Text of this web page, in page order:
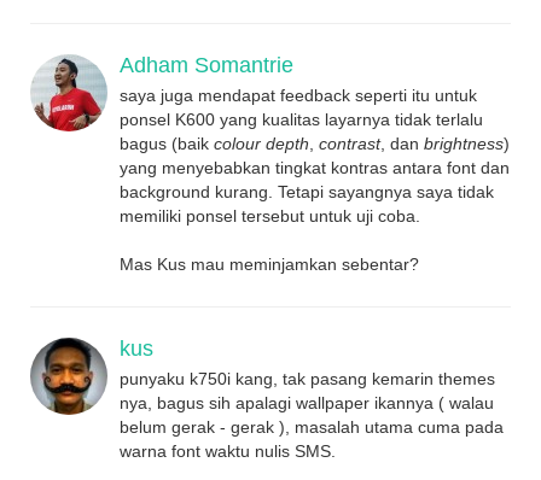
Adham Somantrie
saya juga mendapat feedback seperti itu untuk
ponsel K600 yang kualitas layarnya tidak terlalu
bagus (baik colour depth contrast, dan brightness)
yang menyebabkan tingkat kontras antara font dan
background kurang. Tetapi sayangnya saya tidak
memiliki ponsel tersebut untuk uji coba.
Mas Kus mau meminjamkan sebentar?
kus
punyaku k750i kang, tak pasang kemarin themes
nya, bagus sih apalagi wallpaper ikannya ( walau
belum gerak - gerak ), masalah utama cuma pada
warna font waktu nulis SMS.